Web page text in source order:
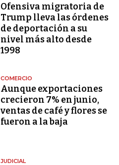
Ofensiva migratoria de
Trump lleva las órdenes
de deportación a su
nivel más alto desde
1998
COMERCIO
Aunque exportaciones
crecieron 7% en junio,
ventas de café y flores se
fueron a la baja
JUDICIAL